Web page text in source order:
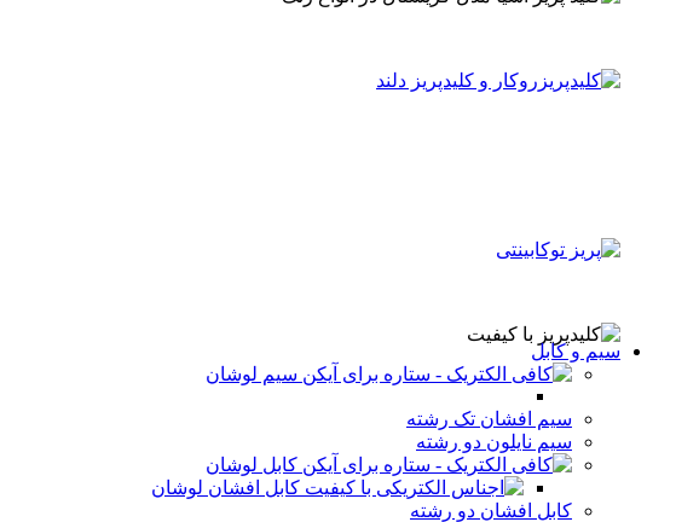
سیم و کابل
سیم لوشان
سیم افشان تک رشته
سیم نایلون دو رشته
کابل لوشان
کابل افشان لوشان
کابل افشان دو رشته